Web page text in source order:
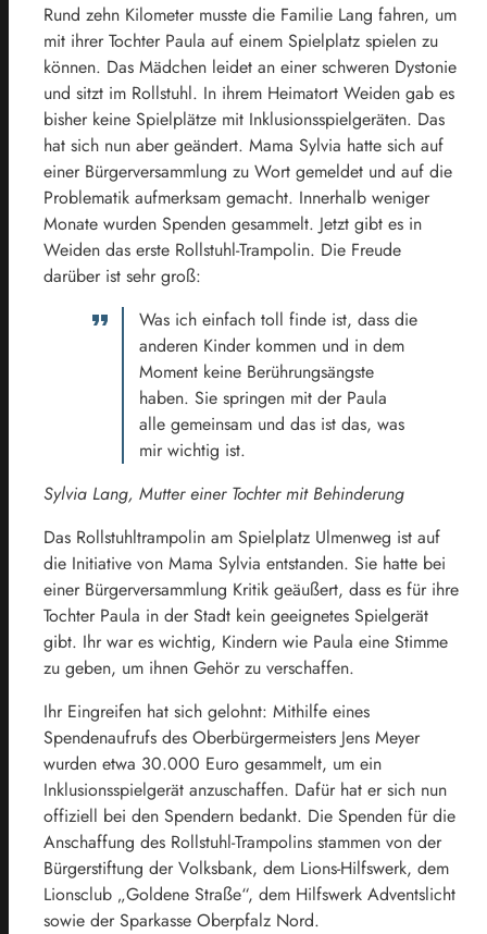
Rund zehn Kilometer musste die Familie Lang fahren, um
mit ihrer Tochter Paula auf einem Spielplatz spielen zu
können. Das Mädchen leidet an einer schweren Dystonie
und sitzt im Rollstuhl. In ihrem Heimatort Weiden gab es
bisher keine Spielplätze mit Inklusionsspielgeräten. Das
hat sich nun aber geändert. Mama Sylvia hatte sich auf
einer Bürgerversammlung zu Wort gemeldet und auf die
Problematik aufmerksam gemacht. Innerhalb weniger
Monate wurden Spenden gesammelt. Jetzt gibt es in
Weiden das erste Rollstuhl-Trampolin. Die Freude
darüber ist sehr groß:
Was ich einfach toll finde ist, dass die
anderen Kinder kommen und in dem
Moment keine Berührungsängste
haben. Sie springen mit der Paula
alle gemeinsam und das ist das, was
mir wichtig ist.
Sylvia Lang, Mutter einer Tochter mit Behinderung
Das Rollstuhltrampolin am Spielplatz Ulmenweg ist auf
die Initiative von Mama Sylvia entstanden. Sie hatte bei
einer Bürgerversammlung Kritik geäußert, dass es für ihre
Tochter Paula in der Stadt kein geeignetes Spielgerät
gibt. Ihr war es wichtig, Kindern wie Paula eine Stimme
zu geben, um ihnen Gehör zu verschaffen.
Ihr Eingreifen hat sich gelohnt: Mithilfe eines
Spendenaufrufs des Oberbürgermeisters Jens Meyer
wurden etwa 30.000 Euro gesammelt, um ein
Inklusionsspielgerät anzuschaffen. Dafür hat er sich nun
offiziell bei den Spendern bedankt. Die Spenden für die
Anschaffung des Rollstuhl-Trampolins stammen von der
Bürgerstiftung der Volksbank, dem Lions-Hilfswerk, dem
Lionsclub „Goldene Straße“, dem Hilfswerk Adventslicht
sowie der Sparkasse Oberpfalz Nord.